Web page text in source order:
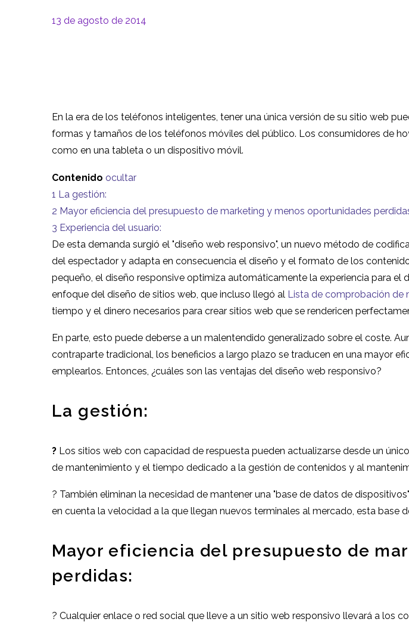
13 de agosto de 2014
En la era de los teléfonos inteligentes, tener una única versión de su sitio web
formas y tamaños de los teléfonos móviles del público. Los consumidores de
como en una tableta o un dispositivo móvil.
Contenido ocultar
1 La gestión:
2 Mayor eficiencia del presupuesto de marketing y menos oportunidades
3 Experiencia del usuario:
De esta demanda surgió el "diseño web responsivo", un nuevo método de
del espectador y adapta en consecuencia el diseño y el formato de los
pequeño, el diseño responsive optimiza automáticamente la experiencia para
enfoque del diseño de sitios web, que incluso llegó al Lista de comprobación de
tiempo y el dinero necesarios para crear sitios web que se rendericen
En parte, esto puede deberse a un malentendido generalizado sobre el coste.
contraparte tradicional, los beneficios a largo plazo se traducen en una mayor
emplearlos. Entonces, ¿cuáles son las ventajas del diseño web responsivo?
La gestión:
? Los sitios web con capacidad de respuesta pueden actualizarse desde un
de mantenimiento y el tiempo dedicado a la gestión de contenidos y al
? También eliminan la necesidad de mantener una "base de datos de
en cuenta la velocidad a la que llegan nuevos terminales al mercado, esta base
Mayor eficiencia del presupuesto de
perdidas:
? Cualquier enlace o red social que lleve a un sitio web responsivo llevará a los